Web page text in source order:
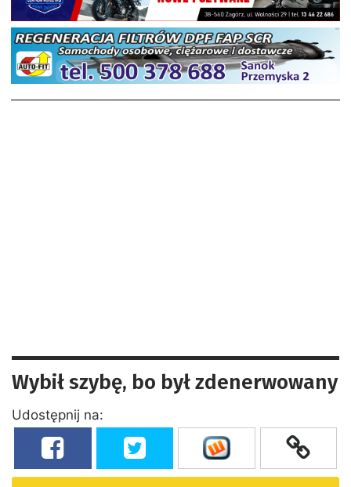
Wybił szybę, bo był zdenerwowany
Udostępnij na: